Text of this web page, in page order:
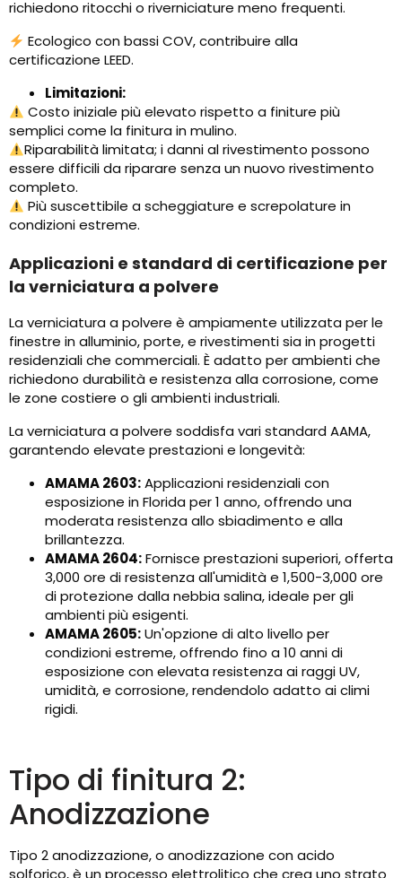
richiedono ritocchi o riverniciature meno frequenti.
Ecologico con bassi COV, contribuire alla
certificazione LEED.
Limitazioni:
Costo iniziale più elevato rispetto a finiture più
semplici come la finitura in mulino.
Riparabilità limitata; i danni al rivestimento possono
essere difficili da riparare senza un nuovo rivestimento
completo.
Più suscettibile a scheggiature e screpolature in
condizioni estreme.
Applicazioni e standard di certificazione per
la verniciatura a polvere
La verniciatura a polvere è ampiamente utilizzata per le
finestre in alluminio, porte, e rivestimenti sia in progetti
residenziali che commerciali. È adatto per ambienti che
richiedono durabilità e resistenza alla corrosione, come
le zone costiere o gli ambienti industriali.
La verniciatura a polvere soddisfa vari standard AAMA,
garantendo elevate prestazioni e longevità:
AMAMA 2603:Applicazioni residenziali con
esposizione in Florida per 1 anno, offrendo una
moderata resistenza allo sbiadimento e alla
brillantezza.
AMAMA 2604:Fornisce prestazioni superiori, offerta
3,000 ore di resistenza all'umidità e 1,500-3,000 ore
di protezione dalla nebbia salina, ideale per gli
ambienti più esigenti.
AMAMA 2605:Un'opzione di alto livello per
condizioni estreme, offrendo fino a 10 anni di
esposizione con elevata resistenza ai raggi UV,
umidità, e corrosione, rendendolo adatto ai climi
rigidi.
Tipo di finitura 2:
Anodizzazione
Tipo 2 anodizzazione, o anodizzazione con acido
solforico, è un processo elettrolitico che crea uno strato